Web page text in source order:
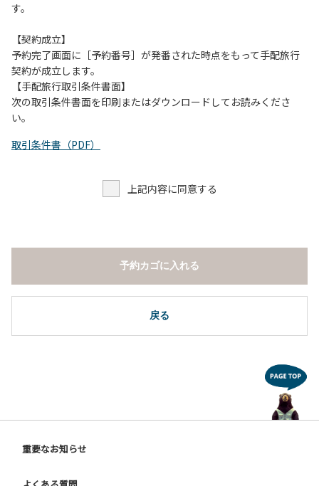
（１）川原にテントやタープを張らない。
（２）雨が降ったときは川原で遊ばない。
（３）カムイコタン公園キャンプ場で雨が降らなくても、上
流で雨が降り急に増水することがあるので、水の濁りに注意
し、濁り始めたときには直ちに川原での遊びを中止する。
（４）キャンプ場の管理者や地元住民から川についての注意
す。
【契約成立】
予約完了画面に［予約番号］が発番された時点をもって手配旅行
契約が成立します。
【手配旅行取引条件書面】
次の取引条件書面を印刷またはダウンロードしてお読みくださ
い。
取引条件書（PDF）
上記内容に同意する
戻る
予約カゴに入れる
重要なお知らせ